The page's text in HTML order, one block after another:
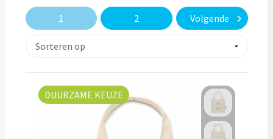
Laptop & Tablet tassen bedrukken
Laptop rugzakken bedrukken
Documenttassen bedrukken
Give-Aways
Custom made zadelhoesjes
Custom made medailles
Kersttruien
Kerstmutsen
Kerstsokken
Sport & Fitness
Toerisme
Elevate
Iqoniq
Home & Living
Steenpapier
Gerecyclede materialen
Gerecycled aluminium
1 2 Volgende
DUURZAME KEUZE